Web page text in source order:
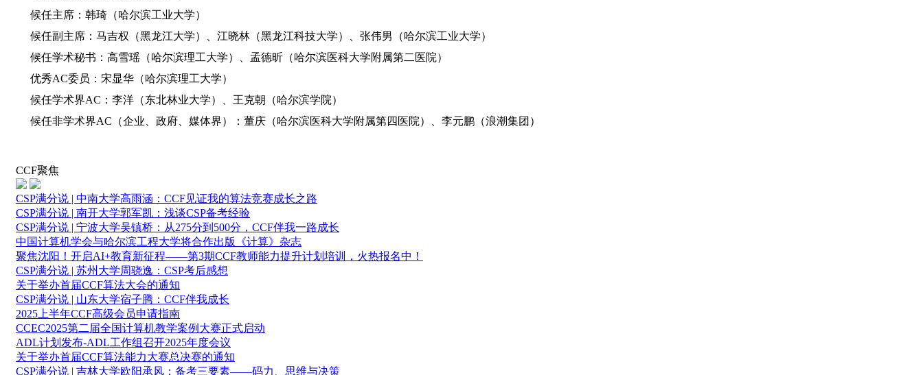
候任主席：韩琦（哈尔滨工业大学）
候任副主席：马吉权（黑龙江大学）、江晓林（黑龙江科技大学）、张伟男（哈尔滨工业大学）
候任学术秘书：高雪瑶（哈尔滨理工大学）、孟德昕（哈尔滨医科大学附属第二医院）
优秀AC委员：宋显华（哈尔滨理工大学）
候任学术界AC：李洋（东北林业大学）、王克朝（哈尔滨学院）
候任非学术界AC（企业、政府、媒体界）：董庆（哈尔滨医科大学附属第四医院）、李元鹏（浪潮集团）
CCF聚焦
CSP满分说 | 中南大学高雨涵：CCF见证我的算法竞赛成长之路
CSP满分说 | 南开大学郭军凯：浅谈CSP备考经验
CSP满分说 | 宁波大学吴镇桥：从275分到500分，CCF伴我一路成长
中国计算机学会与哈尔滨工程大学将合作出版《计算》杂志
聚焦沈阳！开启AI+教育新征程——第3期CCF教师能力提升计划培训，火热报名中！
CSP满分说 | 苏州大学周骁逸：CSP考后感想
关于举办首届CCF算法大会的通知
CSP满分说 | 山东大学宿子腾：CCF伴我成长
2025上半年CCF高级会员申请指南
CCEC2025第二届全国计算机教学案例大赛正式启动
ADL计划发布-ADL工作组召开2025年度会议
关于举办首届CCF算法能力大赛总决赛的通知
CSP满分说 | 吉林大学欧阳承风：备考三要素——码力、思维与决策